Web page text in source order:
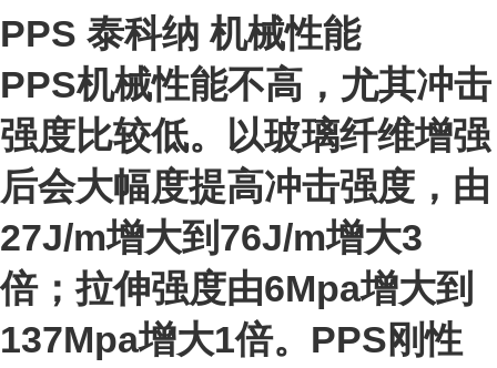
PPS 泰科纳机械性能
PPS机械性能不高，尤其冲击
强度比较低。以玻璃纤维增强
后会大幅度提高冲击强度，由
27J/m增大到76J/m增大3
倍；拉伸强度由6Mpa增大到
137Mpa增大1倍。PPS刚性